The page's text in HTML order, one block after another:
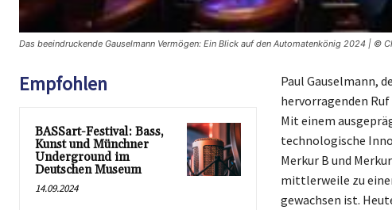
Das beeindruckende Gauselmann Vermögen: Ein Blick auf den Automatenkönig 2024 | ©
Empfohlen
BASSart-Festival: Bass,
Kunst und Münchner
Underground im
Deutschen Museum
14.09.2024
Paul Gauselmann,
hervorragenden
Mit einem
technologische
Merkur B und
mittlerweile zu
gewachsen ist.